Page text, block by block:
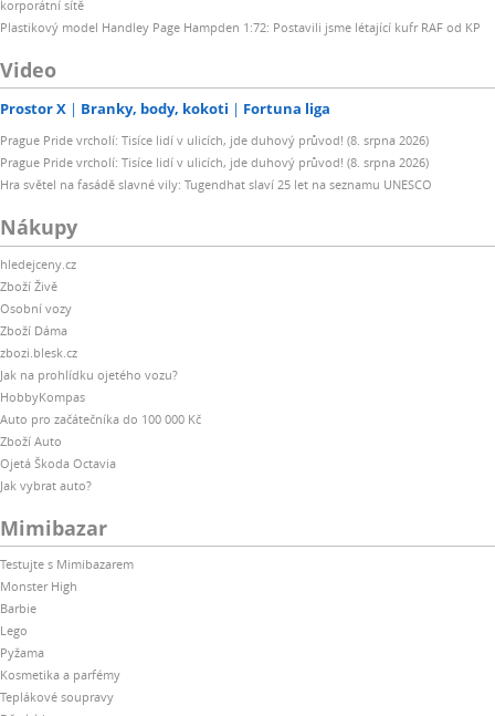
korporátní sítě
Plastikový model Handley Page Hampden 1:72: Postavili jsme létající kufr RAF od KP
Video
Prostor X Branky, body, kokoti Fortuna liga
Prague Pride vrcholí: Tisíce lidí v ulicích, jde duhový průvod! (8. srpna 2026)
Prague Pride vrcholí: Tisíce lidí v ulicích, jde duhový průvod! (8. srpna 2026)
Hra světel na fasádě slavné vily: Tugendhat slaví 25 let na seznamu UNESCO
Nákupy
hledejceny.cz
Zboží Živě
Osobní vozy
Zboží Dáma
zbozi.blesk.cz
Jak na prohlídku ojetého vozu?
HobbyKompas
Auto pro začátečníka do 100 000 Kč
Zboží Auto
Ojetá Škoda Octavia
Jak vybrat auto?
Mimibazar
Testujte s Mimibazarem
Monster High
Barbie
Lego
Pyžama
Kosmetika a parfémy
Teplákové soupravy